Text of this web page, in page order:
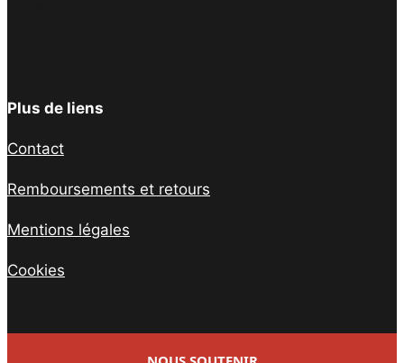
Plus de liens
Contact
Remboursements et retours
Mentions légales
Cookies